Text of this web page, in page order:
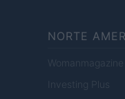
NORTE
Womanmagazine
Investing Plus